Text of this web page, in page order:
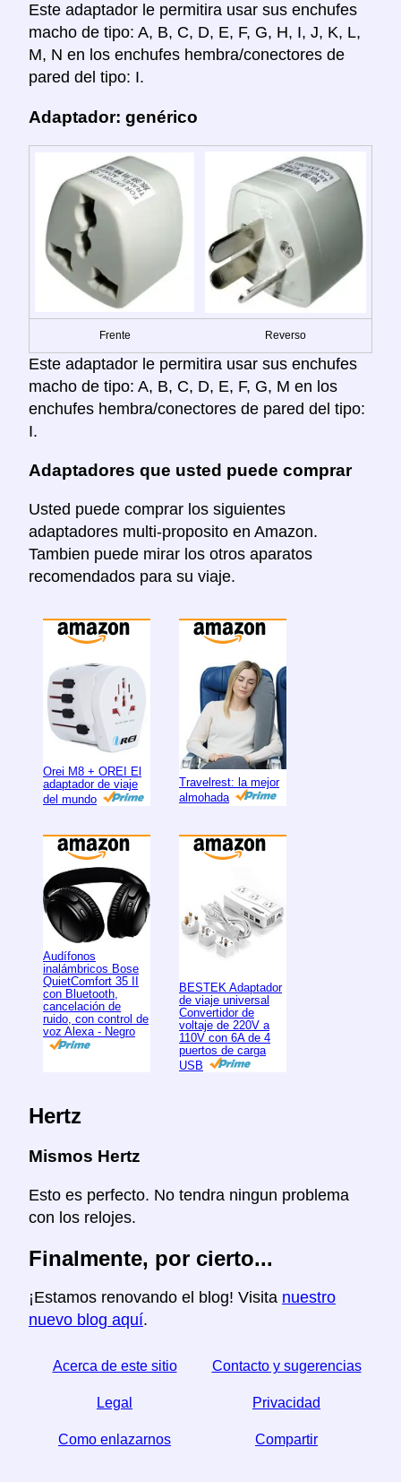
Este adaptador le permitira usar sus enchufes
macho de tipo: A, B, C, D, E, F, G, H, I, J, K, L,
M, N en los enchufes hembra/conectores de
pared del tipo: I.
Adaptador: genérico
Frente Reverso
Este adaptador le permitira usar sus enchufes
macho de tipo: A, B, C, D, E, F, G, M en los
enchufes hembra/conectores de pared del tipo:
I.
Adaptadores que usted puede comprar
Usted puede comprar los siguientes
adaptadores multi-proposito en Amazon.
Tambien puede mirar los otros aparatos
recomendados para su viaje.
Orei M8 + OREI El
adaptador de viaje
del mundo
Travelrest: la mejor
almohada
Audífonos
inalámbricos Bose
QuietComfort 35 II
con Bluetooth,
cancelación de
ruido, con control de
voz Alexa - Negro
BESTEK Adaptador
de viaje universal
Convertidor de
voltaje de 220V a
110V con 6A de 4
puertos de carga
USB
Hertz
Mismos Hertz
Esto es perfecto. No tendra ningun problema
con los relojes.
Finalmente, por cierto...
¡Estamos renovando el blog! Visita nuestro
nuevo blog aquí.
Acerca de este sitio Contacto y sugerencias
Legal Privacidad
Como enlazarnos Compartir